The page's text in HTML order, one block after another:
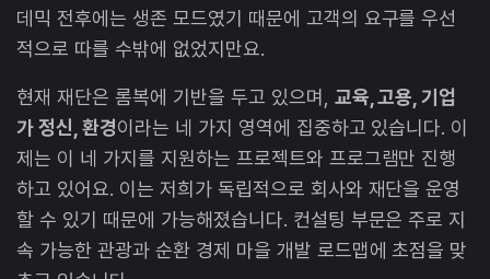
데믹 전후에는 생존 모드였기 때문에 고객의 요구를 우선
적으로 따를 수밖에 없었지만요.
현재 재단은 롬복에 기반을 두고 있으며, 교육, 고용, 기업
가 정신, 환경이라는 네 가지 영역에 집중하고 있습니다. 이
제는 이 네 가지를 지원하는 프로젝트와 프로그램만 진행
하고 있어요. 이는 저희가 독립적으로 회사와 재단을 운영
할 수 있기 때문에 가능해졌습니다. 컨설팅 부문은 주로 지
속 가능한 관광과 순환 경제 마을 개발 로드맵에 초점을 맞